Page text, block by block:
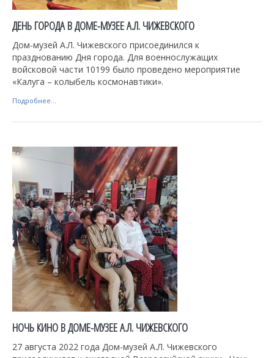
ДЕНЬ ГОРОДА В ДОМЕ-МУЗЕЕ А.Л. ЧИЖЕВСКОГО
Дом-музей А.Л. Чижевского присоединился к
празднованию Дня города. Для военнослужащих
войсковой части 10199 было проведено мероприятие
«Калуга – колыбель космонавтики».
Подробнее...
НОЧЬ КИНО В ДОМЕ-МУЗЕЕ А.Л. ЧИЖЕВСКОГО
27 августа 2022 года Дом-музей А.Л. Чижевского